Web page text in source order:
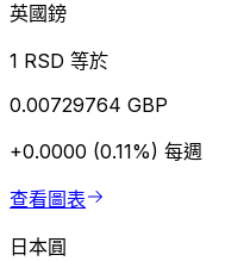
英國鎊
1 RSD 等於
0.00729764 GBP
+0.0000 (0.11%) 每週
查看圖表
日本圓